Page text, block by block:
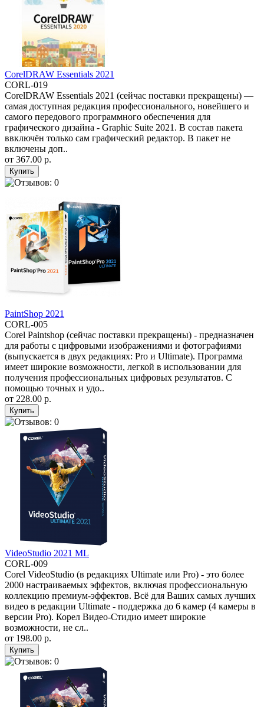
CorelDRAW Essentials 2021
CORL-019
CorelDRAW Essentials 2021 (сейчас поставки прекращены) —
самая доступная редакция профессионального, новейшего и
самого передового программного обеспечения для
графического дизайна - Graphic Suite 2021. В состав пакета
ввключён только сам графический редактор. В пакет не
включены доп..
от 367.00 р.
PaintShop 2021
CORL-005
Corel Paintshop (сейчас поставки прекращены) - предназначен
для работы с цифровыми изображениями и фотографиями
(выпускается в двух редакциях: Pro и Ultimate). Программа
имеет широкие возможности, легкой в использовании для
получения профессиональных цифровых результатов. С
помощью точных и удо..
от 228.00 р.
VideoStudio 2021 ML
CORL-009
Corel VideoStudio (в редакциях Ultimate или Pro) - это более
2000 настраиваемых эффектов, включая профессиональную
коллекцию премиум-эффектов. Всё для Ваших самых лучших
видео в редакции Ultimate - поддержка до 6 камер (4 камеры в
версии Pro). Корел Видео-Стидио имеет широкие
возможности, не сл..
от 198.00 р.